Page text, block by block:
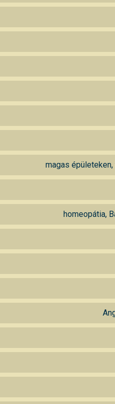
magas
homeopátia,